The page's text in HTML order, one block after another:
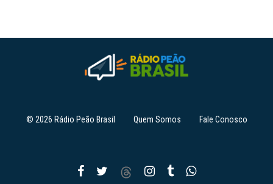
© 2026 Rádio Peão Brasil Quem Somos Fale Conosco